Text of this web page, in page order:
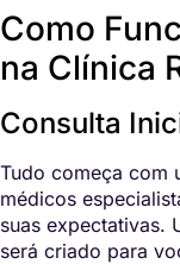
Como
na Clínica
Consulta
Tudo começa com
médicos
suas expectativas.
será criado para